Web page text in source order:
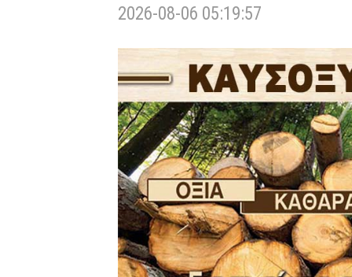
2026-08-06 05:19:57